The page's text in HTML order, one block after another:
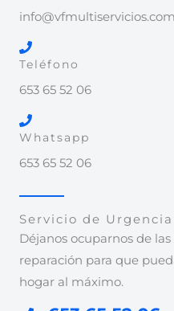
info@vfmultiservicios.com
Teléfono
653 65 52 06
Whatsapp
653 65 52 06
Servicio de
Déjanos ocuparnos de
reparación para que
hogar al máximo.